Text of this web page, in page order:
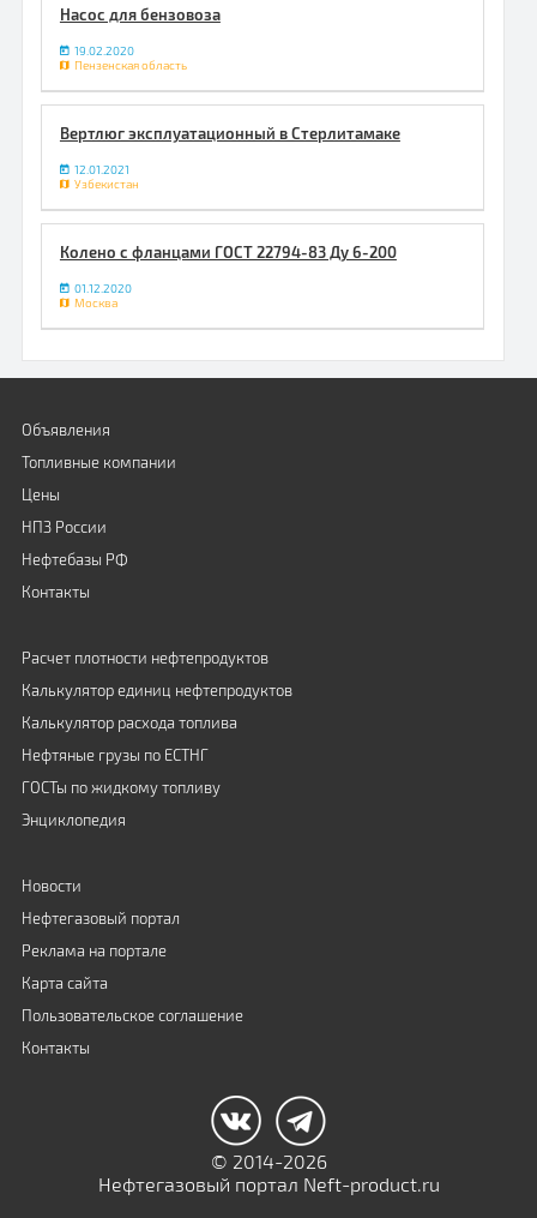
Насос для бензовоза
19.02.2020
Пензенская область
Вертлюг эксплуатационный в Стерлитамаке
12.01.2021
Узбекистан
Колено с фланцами ГОСТ 22794-83 Ду 6-200
01.12.2020
Москва
Объявления
Топливные компании
Цены
НПЗ России
Нефтебазы РФ
Контакты
Расчет плотности нефтепродуктов
Калькулятор единиц нефтепродуктов
Калькулятор расхода топлива
Нефтяные грузы по ЕСТНГ
ГОСТы по жидкому топливу
Энциклопедия
Новости
Нефтегазовый портал
Реклама на портале
Карта сайта
Пользовательское соглашение
Контакты
© 2014-2026
Нефтегазовый портал Neft-product.ru